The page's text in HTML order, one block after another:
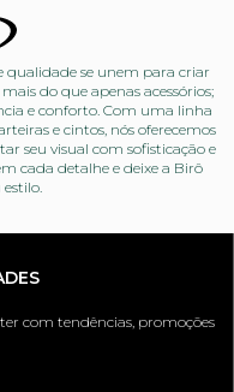
qualidade se unem para criar
do que apenas acessórios;
e conforto. Com uma linha
e cintos, nós oferecemos
seu visual com sofisticação e
cada detalhe e deixe a Birô
com tendências, promoções